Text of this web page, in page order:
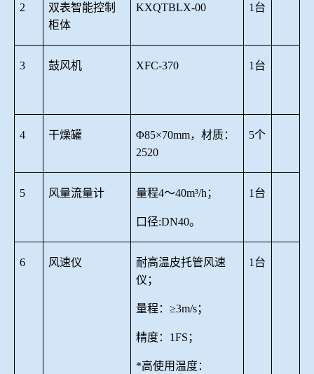
2 双表智能控制
柜体
KXQTBLX-00 1台
3 鼓风机 XFC-370 1台
4 干燥罐 Φ85×70mm，材质：
2520
5个
5 风量流量计 量程4～40m³/h；
口径:DN40。
1台
6 风速仪
耐高温皮托管风速
仪；
量程：≥3m/s；
精度： 1FS；
*高使用温度：
1 台